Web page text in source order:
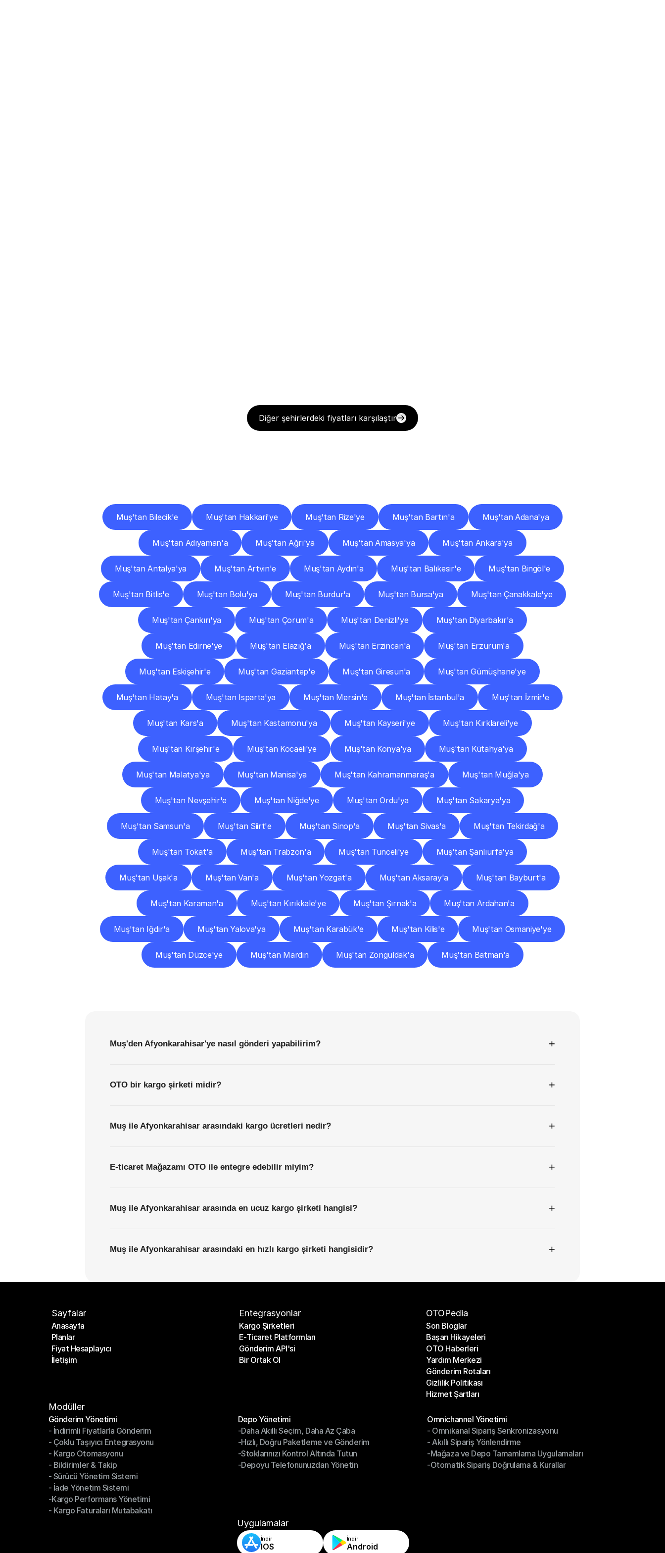
Diğer şehirlerdeki fiyatları karşılaştır
Muş'tan Bilecik'e Muş'tan Hakkari'ye Muş'tan Rize'ye Muş'tan Bartın'a Muş'tan Adana'ya
Muş'tan Adıyaman'a Muş'tan Ağrı'ya Muş'tan Amasya'ya Muş'tan Ankara'ya
Muş'tan Antalya'ya Muş'tan Artvin'e Muş'tan Aydın'a Muş'tan Balıkesir'e Muş'tan Bingöl'e
Muş'tan Bitlis'e Muş'tan Bolu'ya Muş'tan Burdur'a Muş'tan Bursa'ya Muş'tan Çanakkale'ye
Muş'tan Çankırı'ya Muş'tan Çorum'a Muş'tan Denizli'ye Muş'tan Diyarbakır'a
Muş'tan Edirne'ye Muş'tan Elazığ'a Muş'tan Erzincan'a Muş'tan Erzurum'a
Muş'tan Eskişehir'e Muş'tan Gaziantep'e Muş'tan Giresun'a Muş'tan Gümüşhane'ye
Muş'tan Hatay'a Muş'tan Isparta'ya Muş'tan Mersin'e Muş'tan İstanbul'a Muş'tan İzmir'e
Muş'tan Kars'a Muş'tan Kastamonu'ya Muş'tan Kayseri'ye Muş'tan Kırklareli'ye
Muş'tan Kırşehir'e Muş'tan Kocaeli'ye Muş'tan Konya'ya Muş'tan Kütahya'ya
Muş'tan Malatya'ya Muş'tan Manisa'ya Muş'tan Kahramanmaraş'a Muş'tan Muğla'ya
Muş'tan Nevşehir'e Muş'tan Niğde'ye Muş'tan Ordu'ya Muş'tan Sakarya'ya
Muş'tan Samsun'a Muş'tan Siirt'e Muş'tan Sinop'a Muş'tan Sivas'a Muş'tan Tekirdağ'a
Muş'tan Tokat'a Muş'tan Trabzon'a Muş'tan Tunceli'ye Muş'tan Şanlıurfa'ya
Muş'tan Uşak'a Muş'tan Van'a Muş'tan Yozgat'a Muş'tan Aksaray'a Muş'tan Bayburt'a
Muş'tan Karaman'a Muş'tan Kırıkkale'ye Muş'tan Şırnak'a Muş'tan Ardahan'a
Muş'tan Iğdır'a Muş'tan Yalova'ya Muş'tan Karabük'e Muş'tan Kilis'e Muş'tan Osmaniye'ye
Muş'tan Düzce'ye Muş'tan Mardin Muş'tan Zonguldak'a Muş'tan Batman'a
Muş'den Afyonkarahisar'ye nasıl gönderi yapabilirim? +
OTO bir kargo şirketi midir? +
Muş ile Afyonkarahisar arasındaki kargo ücretleri nedir? +
E-ticaret Mağazamı OTO ile entegre edebilir miyim? +
Muş ile Afyonkarahisar arasında en ucuz kargo şirketi hangisi? +
Muş ile Afyonkarahisar arasındaki en hızlı kargo şirketi hangisidir? +
Sayfalar
Anasayfa
Anasayfa
Planlar
Planlar
Fiyat Hesaplayıcı
Fiyat Hesaplayıcı
İletişim
Entegrasyonlar
Kargo Şirketleri
Kargo Şirketleri
E-Ticaret Platformları
E-Ticaret Platformları
Gönderim API'si
Gönderim API'si
Bir Ortak Ol
OTOPedia
Son Bloglar
Son Bloglar
Başarı Hikayeleri
Başarı Hikayeleri
OTO Haberleri
OTO Haberleri
Yardım Merkezi
Yardım Merkezi
Gönderim Rotaları
Gönderim Rotaları
Gizlilik Politikası
Gizlilik Politikası
Hizmet Şartları
Modüller
Gönderim Yönetimi
Gönderim Yönetimi
- İndirimli Fiyatlarla Gönderim
- İndirimli Fiyatlarla Gönderim
- Çoklu Taşıyıcı Entegrasyonu
- Çoklu Taşıyıcı Entegrasyonu
- Kargo Otomasyonu
- Kargo Otomasyonu
- Bildirimler & Takip
- Bildirimler & Takip
- Sürücü Yönetim Sistemi
- Sürücü Yönetim Sistemi
- İade Yönetim Sistemi
- İade Yönetim Sistemi
-Kargo Performans Yönetimi
-Kargo Performans Yönetimi
- Kargo Faturaları Mutabakatı
Depo Yönetimi
Depo Yönetimi
-Daha Akıllı Seçim, Daha Az Çaba
-Daha Akıllı Seçim, Daha Az Çaba
-Hızlı, Doğru Paketleme ve Gönderim
-Hızlı, Doğru Paketleme ve Gönderim
-Stoklarınızı Kontrol Altında Tutun
-Stoklarınızı Kontrol Altında Tutun
-Depoyu Telefonunuzdan Yönetin
Omnichannel Yönetimi
Omnichannel Yönetimi
- Omnikanal Sipariş Senkronizasyonu
- Omnikanal Sipariş Senkronizasyonu
- Akıllı Sipariş Yönlendirme
- Akıllı Sipariş Yönlendirme
-Mağaza ve Depo Tamamlama Uygulamaları
-Mağaza ve Depo Tamamlama Uygulamaları
-Otomatik Sipariş Doğrulama & Kurallar
Uygulamalar
İndir
IOS
İndir
Android